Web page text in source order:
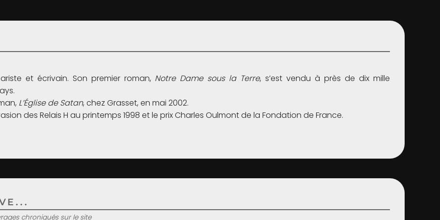
et écrivain. Son premier roman, Notre Dame sous la Terre, s’est vendu à près de dix mille
L’Église de Satan, chez Grasset, en mai 2002.
des Relais H au printemps 1998 et le prix Charles Oulmont de la Fondation de France.
chroniqués sur le site